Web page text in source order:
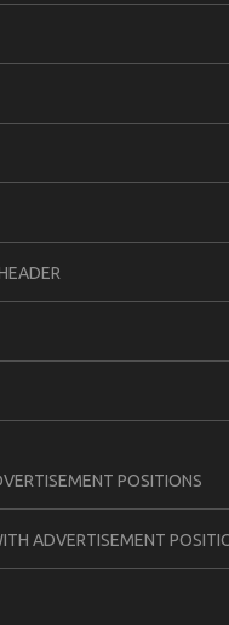
POSITIONS
ADVERTISEMENT